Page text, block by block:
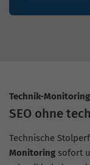
Technik-Monitoring
SEO ohne
Technische
Monitoring sofort